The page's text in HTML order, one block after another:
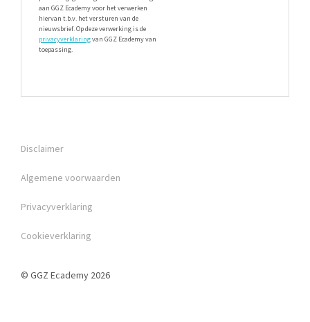
aan GGZ Ecademy voor het verwerken
hiervan t.b.v. het versturen van de
nieuwsbrief. Op deze verwerking is de
privacyverklaringvan GGZ Ecademy van
toepassing.
Disclaimer
Algemene voorwaarden
Privacyverklaring
Cookieverklaring
© GGZ Ecademy 2026